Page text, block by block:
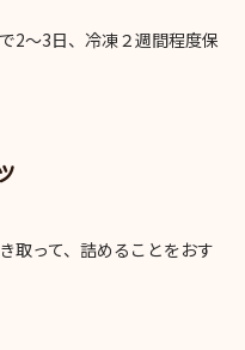
2～3日、冷凍２週間程度保
取って、詰めることをおす